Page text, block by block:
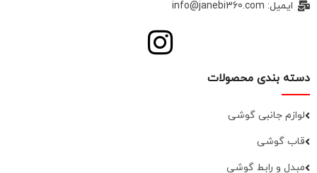
ایمیل: info@janebi360.com
دسته بندی محصولات
لوازم جانبی گوشی
قاب گوشی
مبدل و رابط گوشی